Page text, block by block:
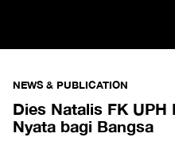
NEWS & PUBLICATION
Dies Natalis FK UPH
Nyata bagi Bangsa